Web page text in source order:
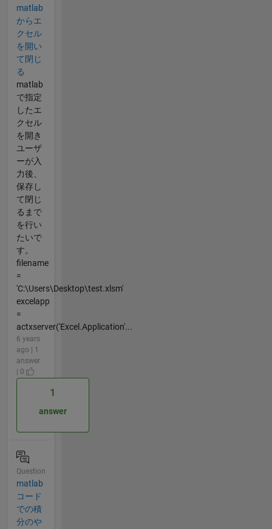
matlab
からエ
クセル
を開い
て閉じ
る
matlab
で指定
したエ
クセル
を開き
ユーザ
ーが入
力後、
保存し
て閉じ
るまで
を行い
たいで
す。
filename
=
'C:\Users\Desktop\test.xlsm'
excelapp
=
actxserver('Excel.Application'...
6 years
ago | 1
answer
| 0
1
answer
Question
matlab
コード
での積
分のや